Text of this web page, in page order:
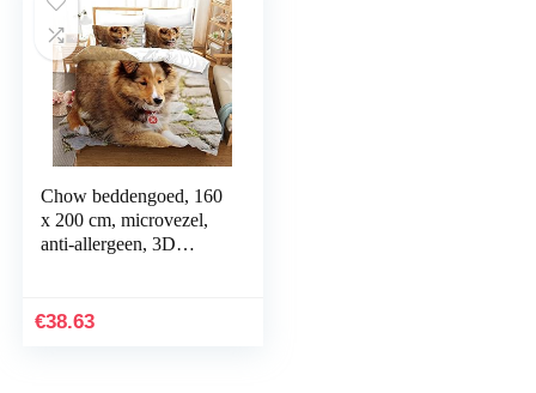
Chow beddengoed, 160
x 200 cm, microvezel,
anti-allergeen, 3D
€38.63